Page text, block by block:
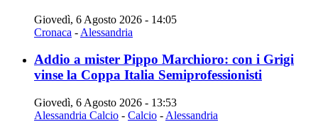
Giovedì, 6 Agosto 2026 - 14:05
Cronaca - Alessandria
Addio a mister Pippo Marchioro: con i Grigi
vinse la Coppa Italia Semiprofessionisti
Giovedì, 6 Agosto 2026 - 13:53
Alessandria Calcio - Calcio - Alessandria